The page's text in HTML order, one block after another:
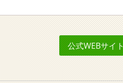
公式WEBサイト